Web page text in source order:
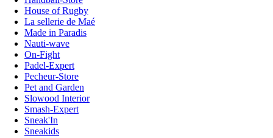
House of Rugby
La sellerie de Maé
Made in Paradis
Nauti-wave
On-Fight
Padel-Expert
Pecheur-Store
Pet and Garden
Slowood Interior
Smash-Expert
Sneak'In
Sneakids